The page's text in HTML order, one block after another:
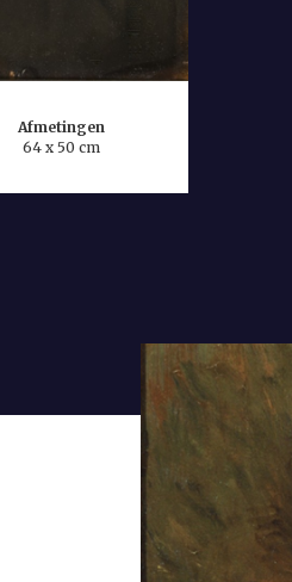
Afmetingen
64 x 50 cm